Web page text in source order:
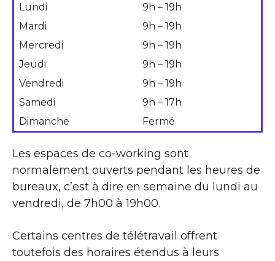
Lundi
9h – 19h
Mardi
9h – 19h
Mercredi
9h – 19h
Jeudi
9h – 19h
Vendredi
9h – 19h
Samedi
9h – 17h
Dimanche
Fermé
Les espaces de co-working sont
normalement ouverts pendant les heures de
bureaux, c’est à dire en semaine du lundi au
vendredi, de 7h00 à 19h00.
Certains centres de télétravail offrent
toutefois des horaires étendus à leurs